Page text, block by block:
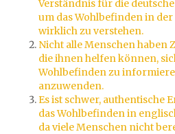
Verständnis für die
um das Wohlbefinden in
wirklich zu verstehen.
Nicht alle Menschen haben
die ihnen helfen können,
Wohlbefinden zu
anzuwenden.
Es ist schwer, authentische
das Wohlbefinden in
da viele Menschen nicht